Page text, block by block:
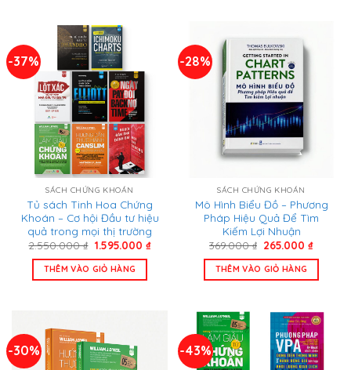
-37%
SÁCH CHỨNG KHOÁN
Tủ sách Tinh Hoa Chứng
Khoán – Cơ hội Đầu tư hiệu
quả trong mọi thị trường
2.550.000₫ Giá
là:
2.550.000 ₫.
1.595.000 ₫Giá
THÊM VÀO GIỎ HÀNG
-28%
SÁCH CHỨNG KHOÁN
Mô Hình Biểu Đồ – Phương
Pháp Hiệu Quả Để Tìm
Kiếm Lợi Nhuận
369.000₫ Giá
là:
369.000 ₫.
265.000₫Giá
THÊM VÀO GIỎ HÀNG
-30% -43%